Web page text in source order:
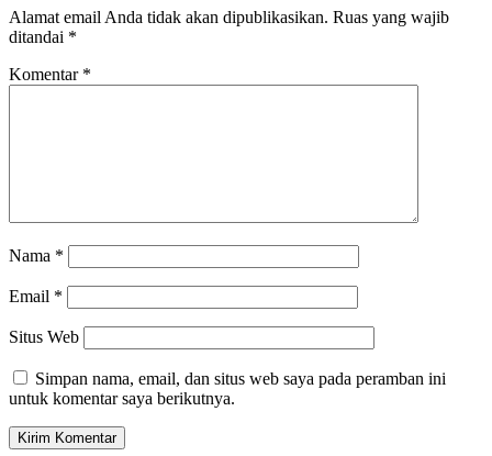
Alamat email Anda tidak akan dipublikasikan. Ruas yang wajib
ditandai *
Komentar *
Nama *
Email *
Situs Web
Simpan nama, email, dan situs web saya pada peramban ini
untuk komentar saya berikutnya.